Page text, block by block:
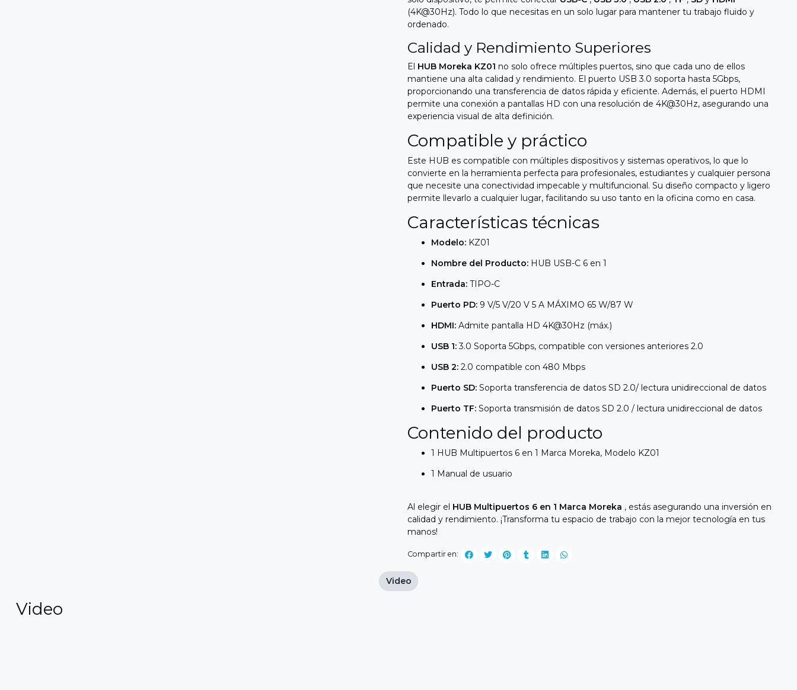
(4K@30Hz). Todo lo que necesitas en un solo lugar para mantener tu trabajo fluido y
ordenado.
Calidad y Rendimiento Superiores
El HUB Moreka KZ01 no solo ofrece múltiples puertos, sino que cada uno de ellos
mantiene una alta calidad y rendimiento. El puerto USB 3.0 soporta hasta 5Gbps,
proporcionando una transferencia de datos rápida y eficiente. Además, el puerto HDMI
permite una conexión a pantallas HD con una resolución de 4K@30Hz, asegurando una
experiencia visual de alta definición.
Compatible y práctico
Este HUB es compatible con múltiples dispositivos y sistemas operativos, lo que lo
convierte en la herramienta perfecta para profesionales, estudiantes y cualquier persona
que necesite una conectividad impecable y multifuncional. Su diseño compacto y ligero
permite llevarlo a cualquier lugar, facilitando su uso tanto en la oficina como en casa.
Características técnicas
Modelo: KZ01
Nombre del Producto: HUB USB-C 6 en 1
Entrada: TIPO-C
Puerto PD: 9 V/5 V/20 V 5 A MÁXIMO 65 W/87 W
HDMI: Admite pantalla HD 4K@30Hz (máx.)
USB 1:3.0 Soporta 5Gbps, compatible con versiones anteriores 2.0
USB 2: 2.0 compatible con 480 Mbps
Puerto SD: Soporta transferencia de datos SD 2.0/ lectura unidireccional de datos
Puerto TF: Soporta transmisión de datos SD 2.0 / lectura unidireccional de datos
Contenido del producto
1 HUB Multipuertos 6 en 1 Marca Moreka, Modelo KZ01
1 Manual de usuario
Al elegir el HUB Multipuertos 6 en 1 Marca Moreka , estás asegurando una inversión en
calidad y rendimiento. ¡Transforma tu espacio de trabajo con la mejor tecnología en tus
manos!
Compartir en:
Video
Video